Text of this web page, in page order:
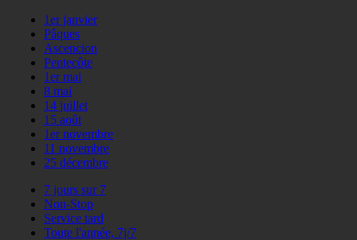
1er janvier
Pâques
Ascencion
Pentecôte
1er mai
8 mai
14 juillet
15 août
1er novembre
11 novembre
25 décembre
7 jours sur 7
Non-Stop
Service tard
Toute l'année, 7j/7